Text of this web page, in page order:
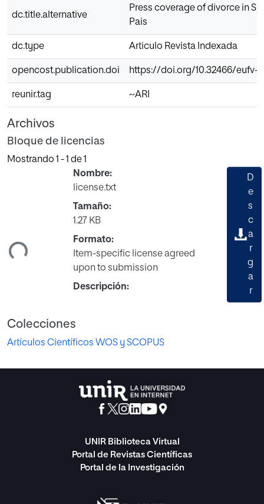
dc.title.alternative
Press coverage of divorce in
Pais
dc.type Articulo Revista Indexada
opencost.publication.doi https://doi.org/10.32466/eufv-
reunir.tag ~ARI
Archivos
Bloque de licencias
Mostrando 1 - 1 de 1
Nombre:
license.txt
Tamaño:
1.27 KB
Formato:
Item-specific license agreed
upon to submission
Descripción:
D
e
s
c
a
r
g
a
r
Colecciones
Artículos Científicos WOS y SCOPUS
UNIR Biblioteca Virtual
Portal de Revistas Científicas
Portal de la Investigación